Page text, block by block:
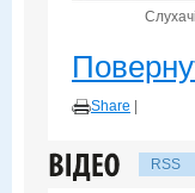
Share
RSS